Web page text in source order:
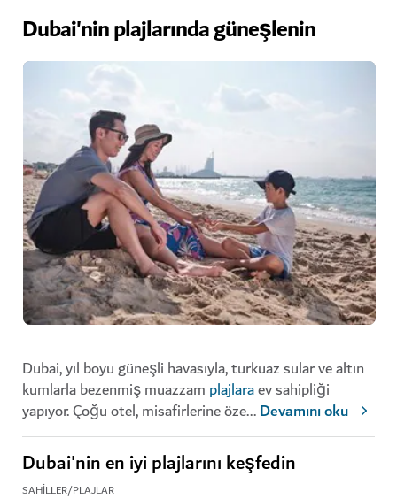
Dubai'nin plajlarında güneşlenin
Dubai, yıl boyu güneşli havasıyla, turkuaz sular ve altın
kumlarla bezenmiş muazzam plajlaraev sahipliği
yapıyor. Çoğu otel, misafirlerine öze...Devamını oku
Dubai'nin en iyi plajlarını keşfedin
SAHILLER/PLAJLAR